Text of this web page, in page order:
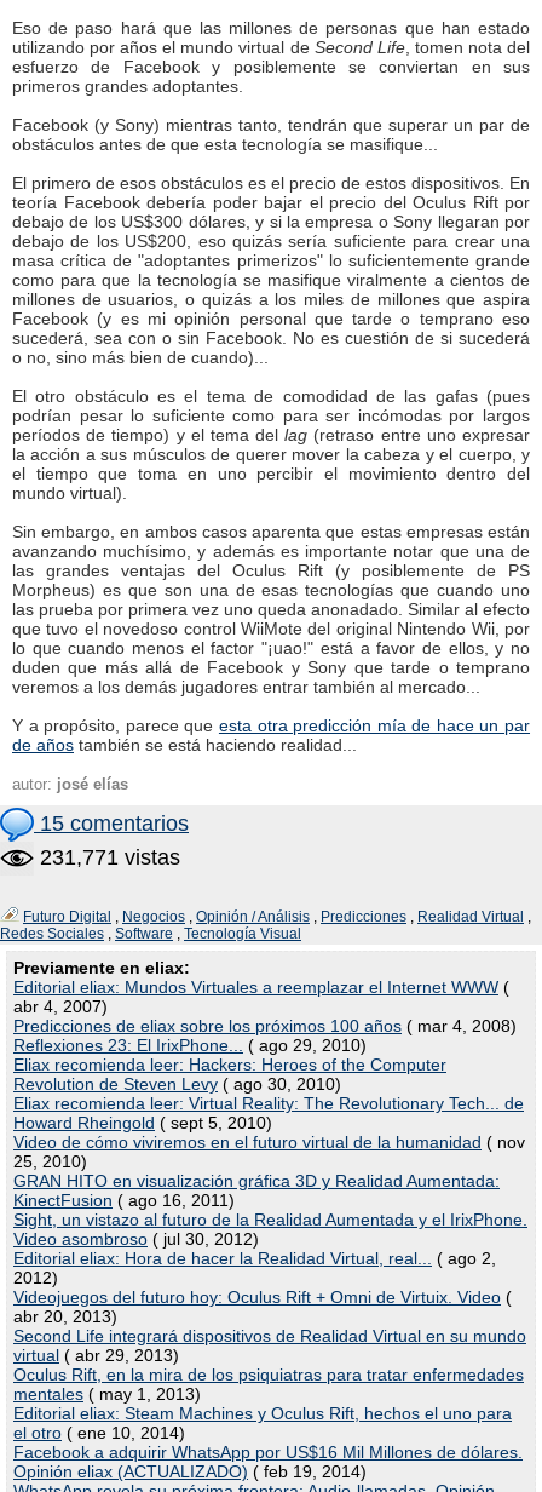
Eso de paso hará que las millones de personas que han estado
utilizando por años el mundo virtual de Second Life, tomen nota del
esfuerzo de Facebook y posiblemente se conviertan en sus
primeros grandes adoptantes.
Facebook (y Sony) mientras tanto, tendrán que superar un par de
obstáculos antes de que esta tecnología se masifique...
El primero de esos obstáculos es el precio de estos dispositivos. En
teoría Facebook debería poder bajar el precio del Oculus Rift por
debajo de los US$300 dólares, y si la empresa o Sony llegaran por
debajo de los US$200, eso quizás sería suficiente para crear una
masa crítica de "adoptantes primerizos" lo suficientemente grande
como para que la tecnología se masifique viralmente a cientos de
millones de usuarios, o quizás a los miles de millones que aspira
Facebook (y es mi opinión personal que tarde o temprano eso
sucederá, sea con o sin Facebook. No es cuestión de si sucederá
o no, sino más bien de cuando)...
El otro obstáculo es el tema de comodidad de las gafas (pues
podrían pesar lo suficiente como para ser incómodas por largos
períodos de tiempo) y el tema dellag (retraso entre uno expresar
la acción a sus músculos de querer mover la cabeza y el cuerpo, y
el tiempo que toma en uno percibir el movimiento dentro del
mundo virtual).
Sin embargo, en ambos casos aparenta que estas empresas están
avanzando muchísimo, y además es importante notar que una de
las grandes ventajas del Oculus Rift (y posiblemente de PS
Morpheus) es que son una de esas tecnologías que cuando uno
las prueba por primera vez uno queda anonadado. Similar al efecto
que tuvo el novedoso control WiiMote del original Nintendo Wii, por
lo que cuando menos el factor "¡uao!" está a favor de ellos, y no
duden que más allá de Facebook y Sony que tarde o temprano
veremos a los demás jugadores entrar también al mercado...
Y a propósito, parece que esta otra predicción mía de hace un par
de años también se está haciendo realidad...
autor: josé elías
15 comentarios
231,771 vistas
Futuro Digital , Negocios , Opinión / Análisis , Predicciones , Realidad Virtual ,
Redes Sociales , Software , Tecnología Visual
Previamente en eliax:
Editorial eliax: Mundos Virtuales a reemplazar el Internet WWW (
abr 4, 2007)
Predicciones de eliax sobre los próximos 100 años ( mar 4, 2008)
Reflexiones 23: El IrixPhone...
( ago 29, 2010)
Eliax recomienda leer: Hackers: Heroes of the Computer
Revolution de Steven Levy ( ago 30, 2010)
Eliax recomienda leer: Virtual Reality: The Revolutionary Tech... de
Howard Rheingold ( sept 5, 2010)
Video de cómo viviremos en el futuro virtual de la humanidad ( nov
25, 2010)
GRAN HITO en visualización gráfica 3D y Realidad Aumentada:
KinectFusion ( ago 16, 2011)
Sight, un vistazo al futuro de la Realidad Aumentada y el IrixPhone.
Video asombroso ( jul 30, 2012)
Editorial eliax: Hora de hacer la Realidad Virtual, real...
( ago 2,
2012)
Videojuegos del futuro hoy: Oculus Rift + Omni de Virtuix. Video (
abr 20, 2013)
Second Life integrará dispositivos de Realidad Virtual en su mundo
virtual ( abr 29, 2013)
Oculus Rift, en la mira de los psiquiatras para tratar enfermedades
mentales ( may 1, 2013)
Editorial eliax: Steam Machines y Oculus Rift, hechos el uno para
el otro ( ene 10, 2014)
Facebook a adquirir WhatsApp por US$16 Mil Millones de dólares.
Opinión eliax (ACTUALIZADO) ( feb 19, 2014)